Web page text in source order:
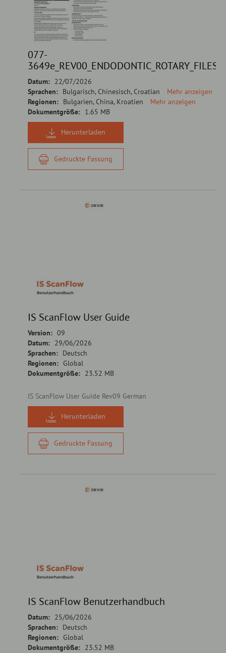
077-
Datum: 22/07/2026
Sprachen: Bulgarisch, Chinesisch, Croatian
Mehr anzeigen
Regionen: Bulgarien, China, Kroatien
Mehr anzeigen
Dokumentgröße: 1.65 MB
Herunterladen
Gedruckte Fassung
IS ScanFlow User Guide
Version: 09
Datum: 29/06/2026
Sprachen: Deutsch
Regionen: Global
Dokumentgröße: 23.52 MB
IS ScanFlow User Guide Rev09 German
Herunterladen
Gedruckte Fassung
IS ScanFlow Benutzerhandbuch
Datum: 25/06/2026
Sprachen: Deutsch
Regionen: Global
Dokumentgröße: 23.52 MB